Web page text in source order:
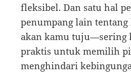
fleksibel. Dan satu hal
penumpang lain
akan kamu tuju—sering
praktis untuk memilih
menghindari